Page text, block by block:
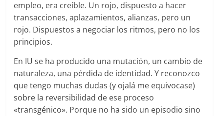
empleo, era creíble. Un rojo, dispuesto a hacer
transacciones, aplazamientos, alianzas, pero un
rojo. Dispuestos a negociar los ritmos, pero no los
principios.
En IU se ha producido una mutación, un cambio de
naturaleza, una pérdida de identidad. Y reconozco
que tengo muchas dudas (y ojalá me equivocase)
sobre la reversibilidad de ese proceso
«transgénico». Porque no ha sido un episodio sino